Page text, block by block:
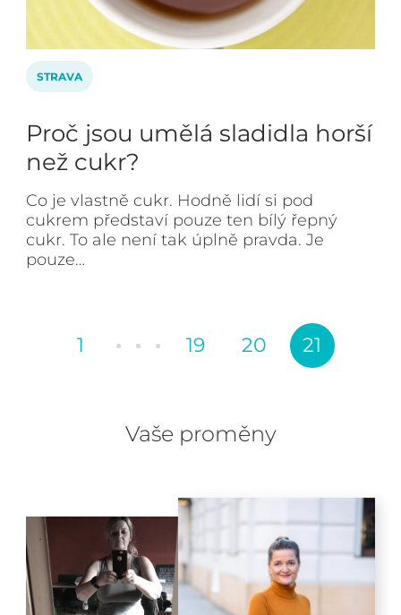
STRAVA
Proč jsou umělá sladidla horší
než cukr?
Co je vlastně cukr. Hodně lidí si pod
cukrem představí pouze ten bílý řepný
cukr. To ale není tak úplně pravda. Je
pouze…
1 19 20 21
Vaše proměny